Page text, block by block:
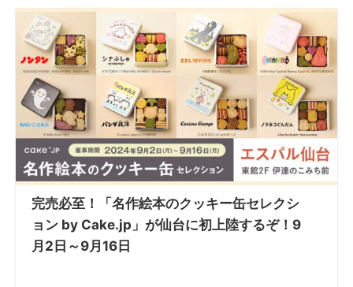
完売必至！「名作絵本のクッキー缶セレクシ
ョン by Cake.jp」が仙台に初上陸するぞ！9
月2日～9月16日